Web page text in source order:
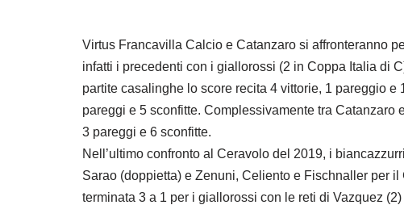
Virtus Francavilla Calcio e Catanzaro si affronteranno
infatti i precedenti con i giallorossi (2 in Coppa Italia di
partite casalinghe lo score recita 4 vittorie, 1 pareggio
pareggi e 5 sconfitte. Complessivamente tra
3 pareggi e 6 sconfitte.
Nell’ultimo confronto al Ceravolo del 2019, i
Sarao (doppietta) e Zenuni, Celiento e Fischnaller per
terminata 3 a 1 per i giallorossi con le reti di Vazquez